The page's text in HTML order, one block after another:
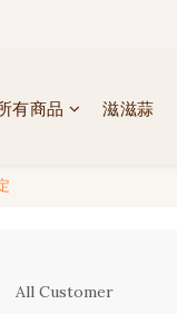
有商品 滋滋蒜
All Customer